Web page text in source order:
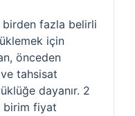
birden fazla belirli
için
önceden
tahsisat
dayanır. 2
birim fiyat